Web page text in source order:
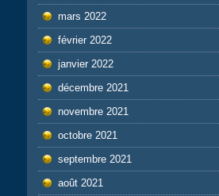
mars 2022
février 2022
janvier 2022
décembre 2021
novembre 2021
octobre 2021
septembre 2021
août 2021